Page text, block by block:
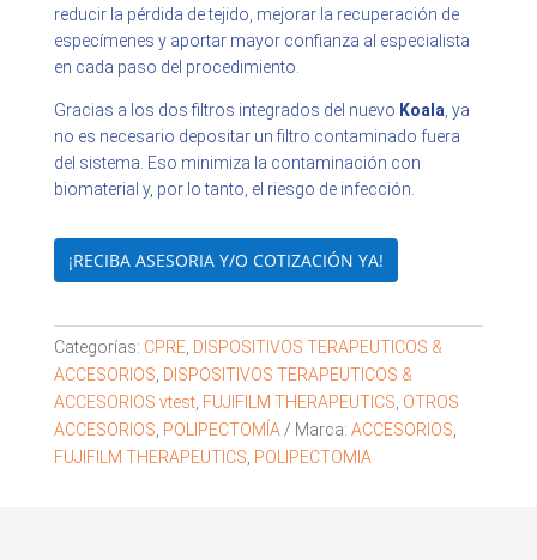
reducir la pérdida de tejido, mejorar la recuperación de
especímenes y aportar mayor confianza al especialista
en cada paso del procedimiento.
Gracias a los dos filtros integrados del nuevo Koala, ya
no es necesario depositar un filtro contaminado fuera
del sistema. Eso minimiza la contaminación con
biomaterial y, por lo tanto, el riesgo de infección.
¡RECIBA ASESORIA Y/O COTIZACIÓN YA!
Categorías: CPRE, DISPOSITIVOS TERAPEUTICOS &
ACCESORIOS, DISPOSITIVOS TERAPEUTICOS &
ACCESORIOS vtest, FUJIFILM THERAPEUTICS, OTROS
ACCESORIOS, POLIPECTOMÍA Marca: ACCESORIOS,
FUJIFILM THERAPEUTICS, POLIPECTOMIA